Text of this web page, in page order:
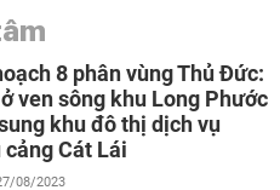
8 phân vùng Thủ Đức:
ven sông khu Long Phước
khu đô thị dịch vụ
Cát Lái
08/2023